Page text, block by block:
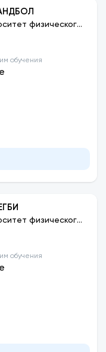
физического
обучения
физического
обучения